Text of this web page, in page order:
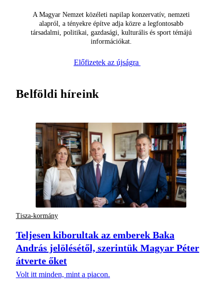
A Magyar Nemzet közéleti napilap konzervatív, nemzeti
alapról, a tényekre építve adja közre a legfontosabb
társadalmi, politikai, gazdasági, kulturális és sport témájú
információkat.
Előfizetek az újságra
Belföldi híreink
Tisza-kormány
Teljesen kiborultak az emberek Baka
András jelölésétől, szerintük Magyar Péter
átverte őket
Volt itt minden, mint a piacon.